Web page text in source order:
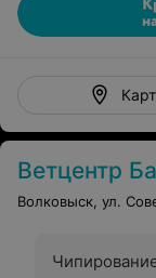
Ветцентр
Волковыск, ул.